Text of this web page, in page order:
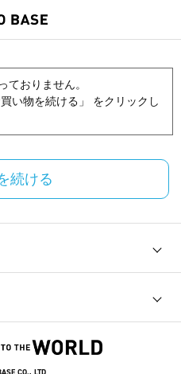
おりません。
い物を続ける」 をクリックし
続ける